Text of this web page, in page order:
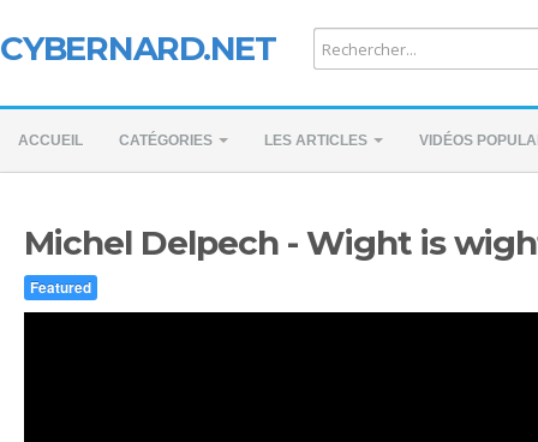
CYBERNARD.NET
ACCUEIL CATÉGORIES LES ARTICLES VIDÉOS
Michel Delpech - Wight is
Featured